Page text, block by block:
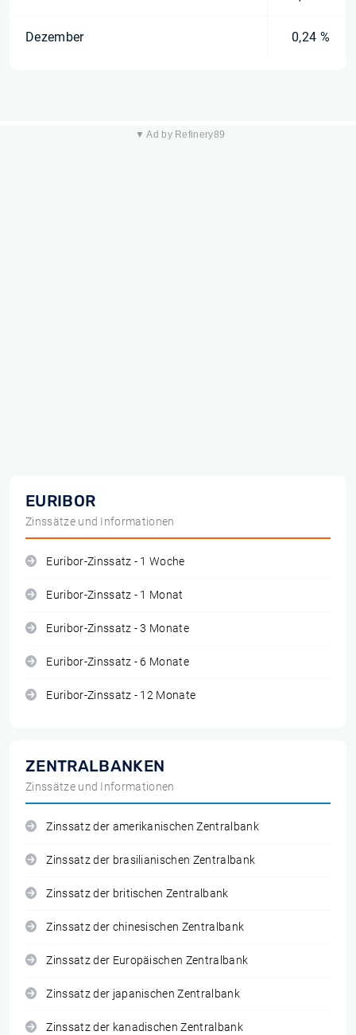
Dezember 0,24 %
▼ Ad by Refinery89
EURIBOR
Zinssätze und Informationen
Euribor-Zinssatz - 1 Woche
Euribor-Zinssatz - 1 Monat
Euribor-Zinssatz - 3 Monate
Euribor-Zinssatz - 6 Monate
Euribor-Zinssatz - 12 Monate
ZENTRALBANKEN
Zinssätze und Informationen
Zinssatz der amerikanischen Zentralbank
Zinssatz der brasilianischen Zentralbank
Zinssatz der britischen Zentralbank
Zinssatz der chinesischen Zentralbank
Zinssatz der Europäischen Zentralbank
Zinssatz der japanischen Zentralbank
Zinssatz der kanadischen Zentralbank